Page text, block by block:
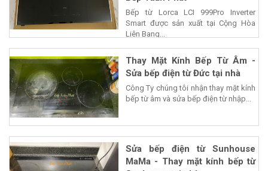
Bếp từ Lorca LCI 999Pro Inverter
Smart được sản xuất tại Cộng Hòa
Liên Bang...
Thay Mặt Kính Bếp Từ Âm -
Sửa bếp điện từ Đức tại nhà
Công Ty chúng tôi nhận thay mặt kính
bếp từ âm và sửa bếp điện từ nhập...
Sửa bếp điện từ Sunhouse
MaMa - Thay mặt kính bếp từ